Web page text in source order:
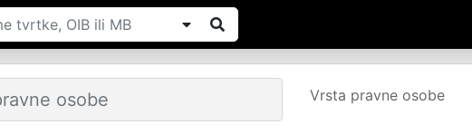
Vrsta pravne osobe